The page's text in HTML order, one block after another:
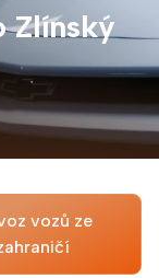
Zlínský
vozů ze